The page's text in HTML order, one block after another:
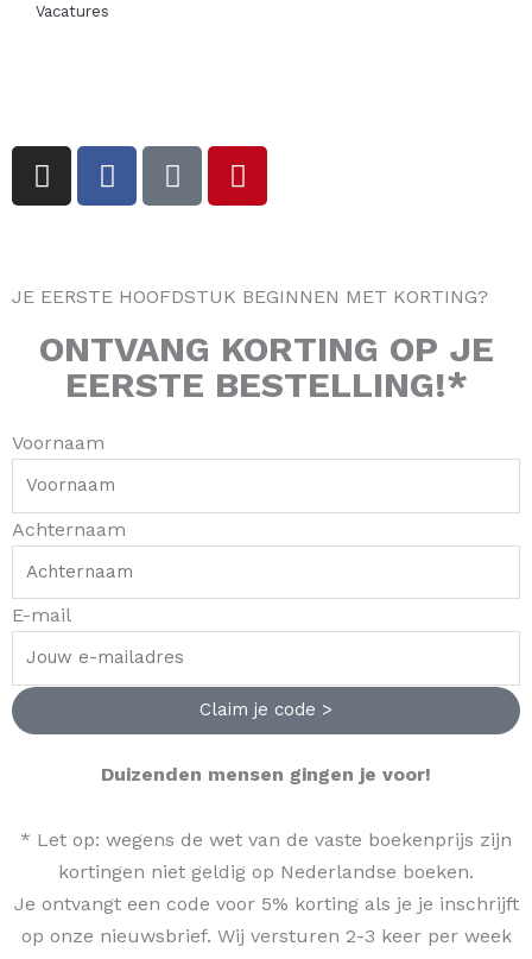
Vacatures
I
n
g
r
a
m
F
a
o
o
k
-
T
i
k
P
i
r
e
s
t
JE EERSTE HOOFDSTUK BEGINNEN MET KORTING?
ONTVANG KORTING OP JE
EERSTE BESTELLING!*
Voornaam
Achternaam
E-mail
Claim je code >
Duizenden mensen gingen je voor!
* Let op: wegens de wet van de vaste boekenprijs zijn
kortingen niet geldig op Nederlandse boeken.
Je ontvangt een code voor 5% korting als je je inschrijft
op onze nieuwsbrief. Wij versturen 2-3 keer per week